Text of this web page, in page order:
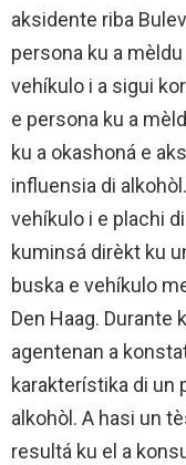
aksidente riba
persona ku a
vehíkulo i a sigui
e persona ku a
ku a okashoná e
influensia di
vehíkulo i e plachi
kuminsá dirèkt ku
buska e vehíkulo
Den Haag. Durante
agentenan a
karakterístika di un
alkohòl. A hasi un
resultá ku el a